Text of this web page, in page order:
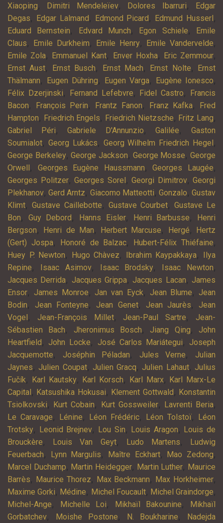
Xiaoping, Dimitri Mendeleïev, Dolores Ibarruri,
Edgar
Degas, Edgar Lalmand , Edmond Picard , Edmund Husserl ,
Eduard Bernstein, Edvard Munch, Egon Schiele,
Emile
Claus, Emile Durkheim, Emile Henry, Emile Vandervelde,
Emile Zola, Emmanuel Kant, Enver Hoxha, Eric Zemmour,
Ernst Aust, Ernst Busch, Ernst Mach, Ernst Nolte,
Ernst
Thälmann, Eugen Dühring, Eugen Varga, Eugène Ionesco,
Félix Dzerjinski, Fernand Lefebvre, Fidel Castro,
Francis
Bacon, François Perin, Frantz Fanon, Franz Kafka,
Fred
Hampton, Friedrich Engels, Friedrich Nietzsche, Fritz Lang,
Gabriel Péri,Gabriele D'Annunzio,Galilée,Gaston
Soumialot, Georg Lukács, Georg Wilhelm Friedrich Hegel ,
George Berkeley,George Jackson, George Mosse,George
Orwell , Georges Eugène Haussmann,Georges Laugée,
Georges Politzer, Georges Sorel , Georgi Dimitrov, Georgi
Plekhanov,Gerd Arntz, Giacomo Matteotti, Gonzalo,Gustav
Klimt, Gustave Caillebotte, Gustave Courbet,Gustave Le
Bon, Guy Debord , Hanns Eisler, Henri Barbusse,
Henri
Bergson, Henri de Man, Herbert Marcuse, Hergé,
Hertz
(Gert) Jospa, Honoré de Balzac, Hubert-Félix Thiéfaine,
Huey P. Newton, Hugo Chàvez, Ibrahim Kaypakkaya,
Ilya
Repine, Isaac Asimov, Isaac Brodsky, Isaac Newton,
Jacques Derrida, Jacques Grippa, Jacques Lacan, James
Ensor, James Monroe, Jan van Eyck, Jean Blume, Jean
Bodin, Jean Fonteyne, Jean Genet, Jean Jaurès, Jean
Vogel , Jean-François Millet, Jean-Paul Sartre, Jean-
Sébastien Bach, Jheronimus Bosch, Jiang Qing, John
Heartfield , John Locke, José Carlos Mariátegui, Joseph
Jacquemotte, Joséphin Péladan, Jules Verne, Julian
Jaynes, Julien Coupat, Julien Gracq, Julien Lahaut, Julius
Fučík, Karl Kautsky, Karl Korsch, Karl Marx, Karl Marx-Le
Capital , Katsushika Hokusai, Klement Gottwald , Konstantin
Tsiolkovski, Kurt Cobain, Kurt Gossweiler, Lavrenti Beria,
Le Caravage, Lénine, Léon Frédéric, Léon Tolstoï,
Léon
Trotsky, Leonid Brejnev, Lou Sin, Louis Aragon, Louis de
Brouckère, Louis Van Geyt, Ludo Martens,
Ludwig
Feuerbach, Lynn Margulis, Maître Eckhart, Mao Zedong,
Marcel Duchamp, Martin Heidegger, Martin Luther, Maurice
Barrès, Maurice Thorez, Max Beckmann, Max Horkheimer,
Maxime Gorki, Médine, Michel Foucault, Michel Graindorge,
Michel-Ange, Michelle Loi, Mikhaïl Bakounine,
Mikhaïl
Gorbatchev, Moishe Postone, N. Boukharine,
Nadejda